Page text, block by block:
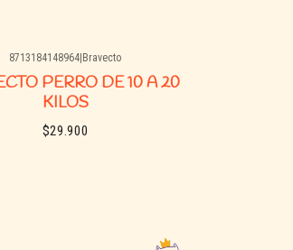
8713184148964 Bravecto
PERRO DE 10 A 20
KILOS
$29.900